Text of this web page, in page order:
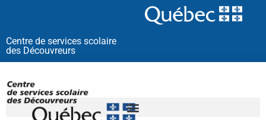
Centre de services scolaire
des Découvreurs